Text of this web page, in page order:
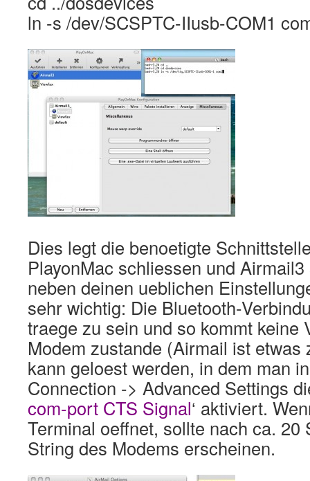
ln -s /dev/SCSPTC-IIusb-COM1
Dies legt die benoetigte
PlayonMac schliessen und
neben deinen ueblichen
sehr wichtig: Die Bluetooth-
traege zu sein und so kommt keine
Modem zustande (Airmail ist etwas
kann geloest werden, in dem man
Connection -> Advanced Settings
com-port CTS Signal‘ aktiviert.
Terminal oeffnet, sollte nach ca. 20
String des Modems erscheinen.